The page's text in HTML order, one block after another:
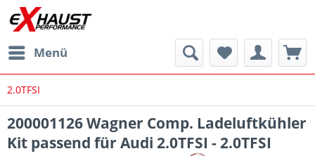
Menü
2.0TFSI
200001126 Wagner Comp. Ladeluftkühler
Kit passend für Audi 2.0TFSI - 2.0TFSI